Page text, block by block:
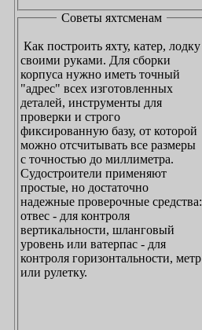
Советы яхтсменам
Как построить яхту, катер, лодку
своими руками. Для сборки
корпуса нужно иметь точный
"адрес" всех изготовленных
деталей, инструменты для
проверки и строго
фиксированную базу, от которой
можно отсчитывать все размеры
с точностью до миллиметра.
Судостроители применяют
простые, но достаточно
надежные проверочные средства:
отвес - для контроля
вертикальности, шланговый
уровень или ватерпас - для
контроля горизонтальности, метр
или рулетку.